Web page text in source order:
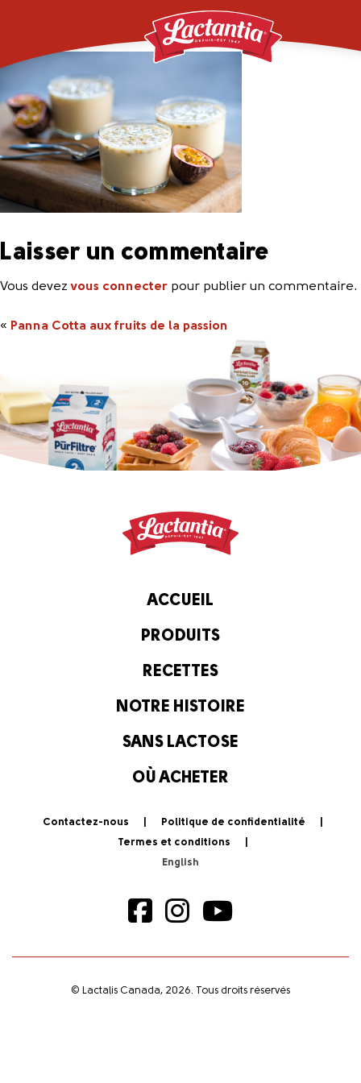
Laisser un commentaire
Vous devezvous connecter pour publier un commentaire.
« Panna Cotta aux fruits de la passion
ACCUEIL
PRODUITS
RECETTES
NOTRE HISTOIRE
SANS LACTOSE
OÙ ACHETER
Contactez-nous
Politique de confidentialité
Termes et conditions
© Lactalis Canada, 2026. Tous droits réservés